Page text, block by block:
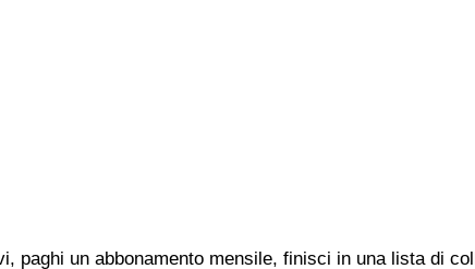
un abbonamento mensile, finisci in una lista di